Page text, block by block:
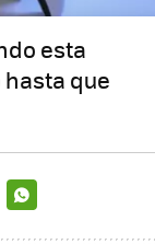
esta
hasta que